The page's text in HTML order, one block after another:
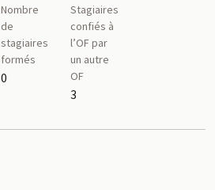
Nombre
de
stagiaires
formés
0
Stagiaires
confiés à
l’OF par
un autre
OF
3